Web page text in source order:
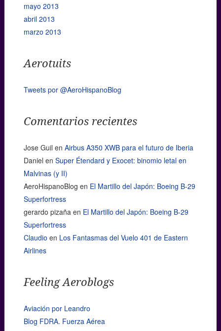
mayo 2013
abril 2013
marzo 2013
Aerotuits
Tweets por @AeroHispanoBlog
Comentarios recientes
Jose Guil en Airbus A350 XWB para el futuro de Iberia
Daniel en Super Étendard y Exocet: binomio letal en
Malvinas (y II)
AeroHispanoBlog en El Martillo del Japón: Boeing B-29
Superfortress
gerardo pizañaen El Martillo del Japón: Boeing B-29
Superfortress
Claudio en Los Fantasmas del Vuelo 401 de Eastern
Airlines
Feeling Aeroblogs
Aviación por Leandro
Blog FDRA. Fuerza Aérea